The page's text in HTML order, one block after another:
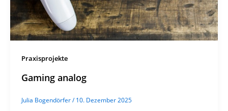
Praxisprojekte
Gaming analog
Julia Bogendörfer/10. Dezember 2025